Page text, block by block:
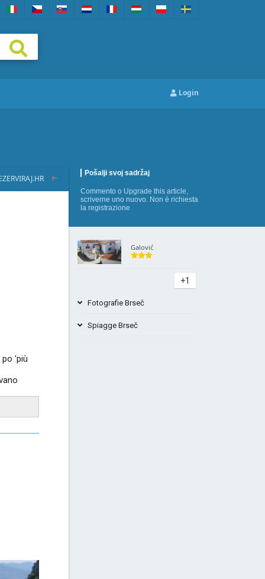
Login
Pošalji svoj sadržaj
Commento o Upgrade this article,
scriverne uno nuovo. Non è richiesta
la registrazione
'più
Galović
+1
Fotografie Brseč
Spiagge Brseč